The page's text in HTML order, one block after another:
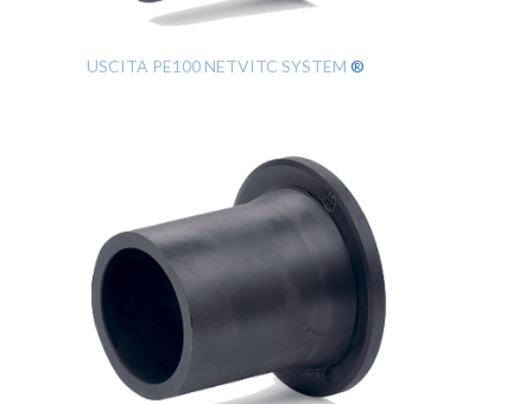
USCITA PE100 NETVITC SYSTEM ®